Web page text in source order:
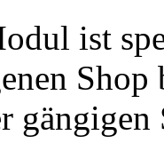
ist
gängigen